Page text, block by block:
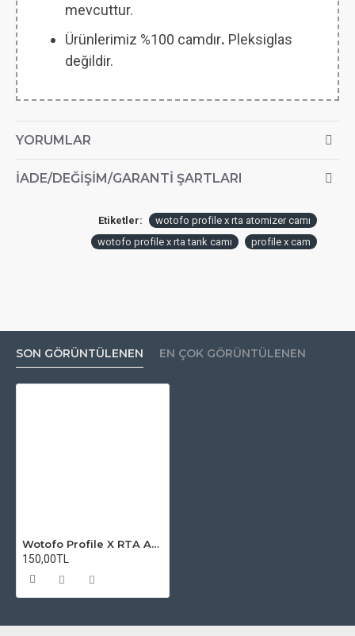
mevcuttur.
Ürünlerimiz %100 camdır. Pleksiglas
değildir.
YORUMLAR
İADE/DEĞIŞIM/GARANTI ŞARTLARI
Etiketler:
wotofo profile x rta atomizer camı
wotofo profile x rta tank camı
profile x cam
SON GÖRÜNTÜLENEN EN ÇOK GÖRÜNTÜLENEN
Wotofo Profile X RTA Atomizer Camı
150,00TL